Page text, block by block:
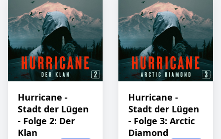
Hurricane -
Stadt der Lügen
- Folge 2: Der
Klan
Hurricane -
Stadt der Lügen
- Folge 3: Arctic
Diamond